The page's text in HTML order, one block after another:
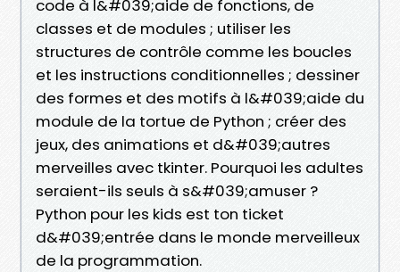
code à l&#039;aide de fonctions, de
classes et de modules ; utiliser les
structures de contrôle comme les boucles
et les instructions conditionnelles ; dessiner
des formes et des motifs à l&#039;aide du
module de la tortue de Python ; créer des
jeux, des animations et d&#039;autres
merveilles avec tkinter. Pourquoi les adultes
seraient-ils seuls à s&#039;amuser ?
Python pour les kids est ton ticket
d&#039;entrée dans le monde merveilleux
de la programmation.